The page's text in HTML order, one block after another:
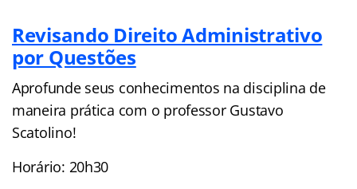
Revisando Direito Administrativo
por Questões
Aprofunde seus conhecimentos na disciplina de
maneira prática com o professor Gustavo
Scatolino!
Horário: 20h30